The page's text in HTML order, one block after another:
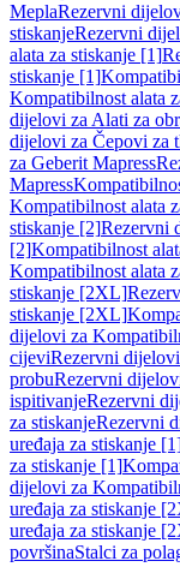
MeplaRezervni
stiskanjeRezervni
alata za stiskanje [1]
stiskanje [1]
Kompatibilnost alata
dijelovi za Alati za
dijelovi za Čepovi za
za Geberit Mapress
Mapress
Kompatibilnost alata
stiskanje [2]Rezervni
[2]Kompatibilnost
Kompatibilnost alata
stiskanje [2XL]
stiskanje [2XL]
dijelovi za
cijeviRezervni
probuRezervni
ispitivanjeRezervni
za stiskanjeRezervni
uređaja za stiskanje
za stiskanje [1]
dijelovi za
uređaja za stiskanje
uređaja za stiskanje
površinaStalci za